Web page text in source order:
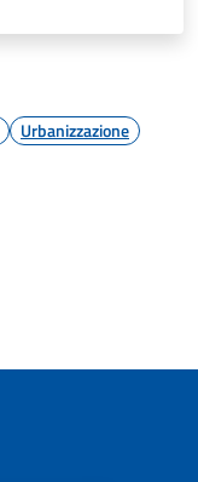
Urbanizzazione